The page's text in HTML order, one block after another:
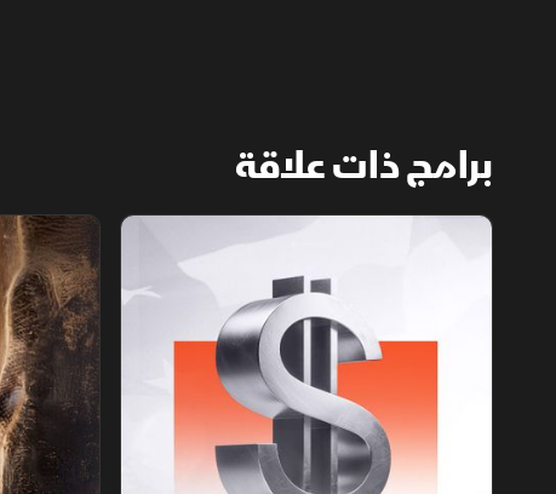
برامج ذات علاقة
الأسواق الأميركية ملحمة